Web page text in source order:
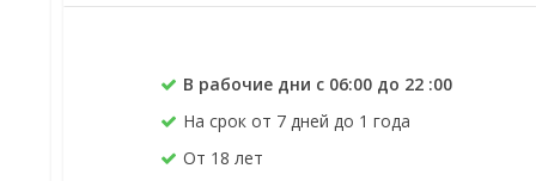
В рабочие дни с 06:00 до 22 :00
На срок от 7 дней до 1 года
От 18 лет